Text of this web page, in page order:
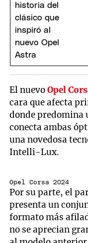
El nuevoOpel
cara que afecta
donde
conecta ambas
una novedosa
Intelli-Lux.
Opel Corsa 2024
Por su parte, el
presenta un
formato más
no se aprecian